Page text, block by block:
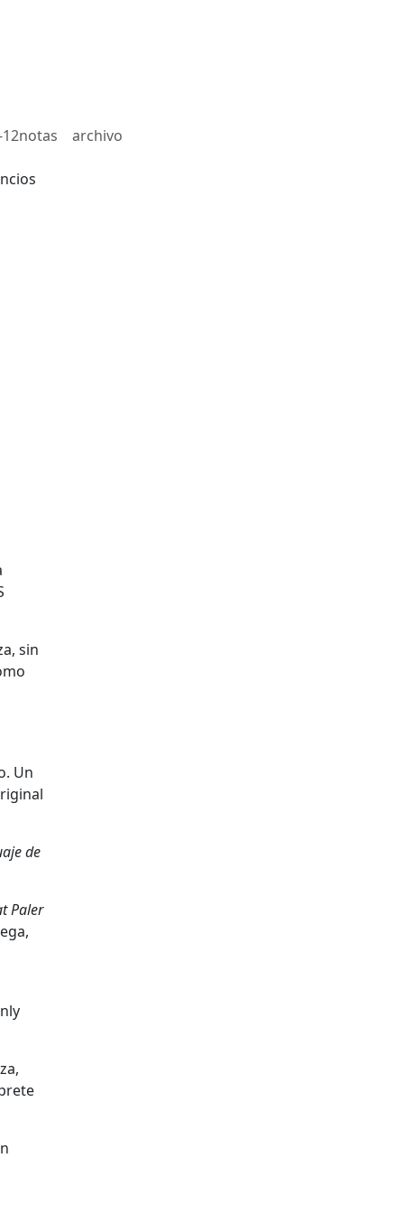
12notas archivo
sin
Un
de
Paler